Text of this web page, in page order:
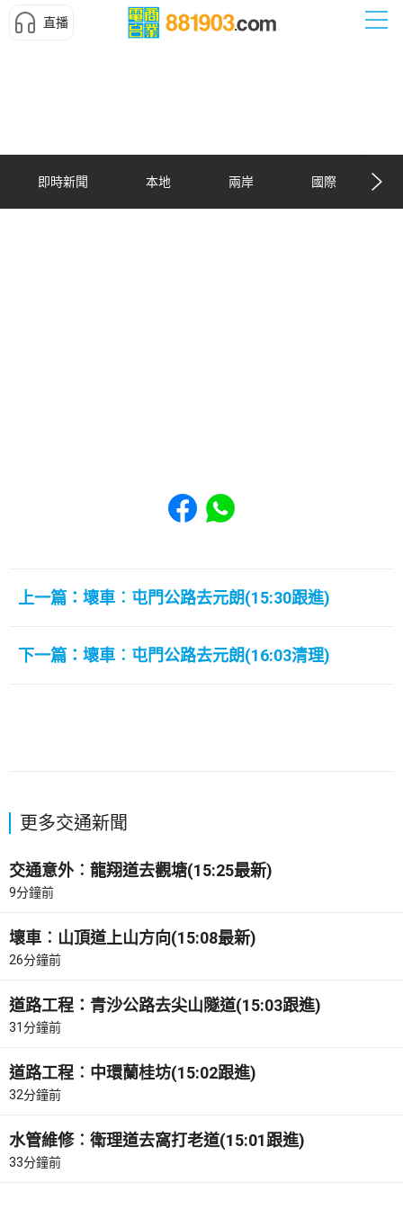
直播
即時新聞 本地 兩岸 國際
Share to Facebook
Share to WhatsApp
上一篇：壞車︰屯門公路去元朗(15:30跟進)
下一篇：壞車︰屯門公路去元朗(16:03清理)
更多交通新聞
交通意外︰龍翔道去觀塘(15:25最新)
9分鐘前
壞車︰山頂道上山方向(15:08最新)
26分鐘前
道路工程：青沙公路去尖山隧道(15:03跟進)
31分鐘前
道路工程︰中環蘭桂坊(15:02跟進)
32分鐘前
水管維修︰衛理道去窩打老道(15:01跟進)
33分鐘前